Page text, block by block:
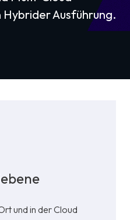
Hybrider Ausführung.
und in der Cloud